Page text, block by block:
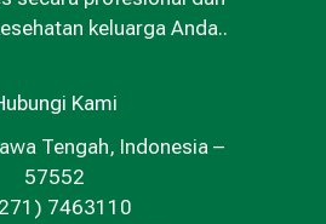
keluarga Anda..
Kami
Tengah, Indonesia –
57552
7463110